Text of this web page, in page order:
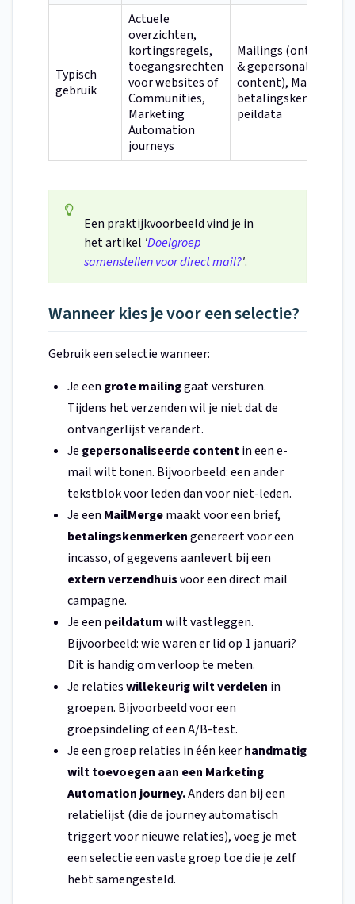
Typisch
gebruik
Actuele
overzichten,
kortingsregels,
toegangsrechten
voor websites of
Communities,
Marketing
Automation
journeys
Mailings (ontvangers
& gepersonaliseerde
content), MailMerge,
betalingskenmerken,
peildata
Een praktijkvoorbeeld vind je in
het artikel 'Doelgroep
samenstellen voor direct mail?'.
Wanneer kies je voor een selectie?
Gebruik een selectie wanneer:
Je een grote mailinggaat versturen.
Tijdens het verzenden wil je niet dat de
ontvangerlijst verandert.
Je gepersonaliseerde contentin een e-
mail wilt tonen. Bijvoorbeeld: een ander
tekstblok voor leden dan voor niet-leden.
Je een MailMergemaakt voor een brief,
betalingskenmerkengenereert voor een
incasso, of gegevens aanlevert bij een
extern verzendhuisvoor een direct mail
campagne.
Je een peildatumwilt vastleggen.
Bijvoorbeeld: wie waren er lid op 1 januari?
Dit is handig om verloop te meten.
Je relatieswillekeurig wilt verdelen in
groepen. Bijvoorbeeld voor een
groepsindeling of een A/B-test.
Je een groep relaties in één keerhandmatig
wilt toevoegen aan een Marketing
Automation journey.Anders dan bij een
relatielijst (die de journey automatisch
triggert voor nieuwe relaties), voeg je met
een selectie een vaste groep toe die je zelf
hebt samengesteld.